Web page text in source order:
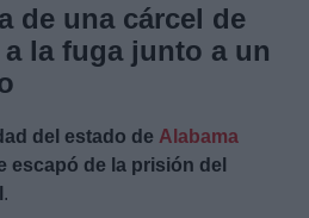
de una cárcel de
la fuga junto a un
del estado de Alabama
escapó de la prisión del
.